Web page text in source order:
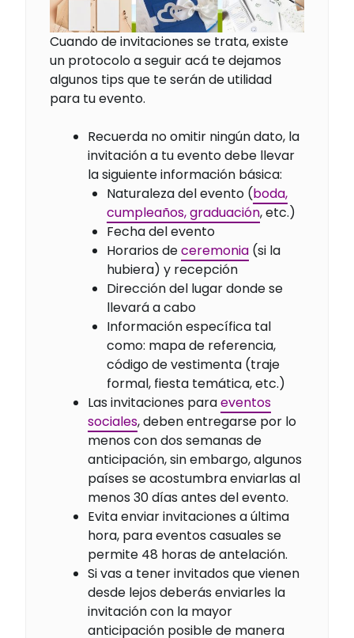
Cuando de invitaciones se trata, existe
un protocolo a seguir acá te dejamos
algunos tips que te serán de utilidad
para tu evento.
Recuerda no omitir ningún dato, la
invitación a tu evento debe llevar
la siguiente información básica:
Naturaleza del evento (boda,
cumpleaños, graduación, etc.)
Fecha del evento
Horarios deceremonia (si la
hubiera) y recepción
Dirección del lugar donde se
llevará a cabo
Información específica tal
como: mapa de referencia,
código de vestimenta (traje
formal, fiesta temática, etc.)
Las invitaciones paraeventos
sociales, deben entregarse por lo
menos con dos semanas de
anticipación, sin embargo, algunos
países se acostumbra enviarlas al
menos 30 días antes del evento.
Evita enviar invitaciones a última
hora, para eventos casuales se
permite 48 horas de antelación.
Si vas a tener invitados que vienen
desde lejos deberás enviarles la
invitación con la mayor
anticipación posible de manera